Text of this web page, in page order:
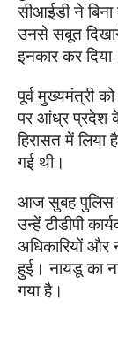
सीआईडी ने बिना
उनसे सबूत
इनकार कर
पूर्व मुख्‍यमंत्री
पर आंध्र प्रदेश
हिरासत में
गई थी।
आज सुबह पुलिस
उन्हें टीडीपी
अधिकारियों और
हुई। नायडू का
गया है।